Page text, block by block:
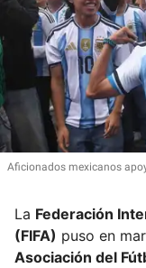
Aficionados mexicanos
La Federación
(FIFA) puso en
Asociación del